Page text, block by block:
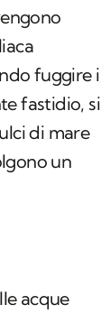
fuggire i
fastidio, si
di mare
un
acque